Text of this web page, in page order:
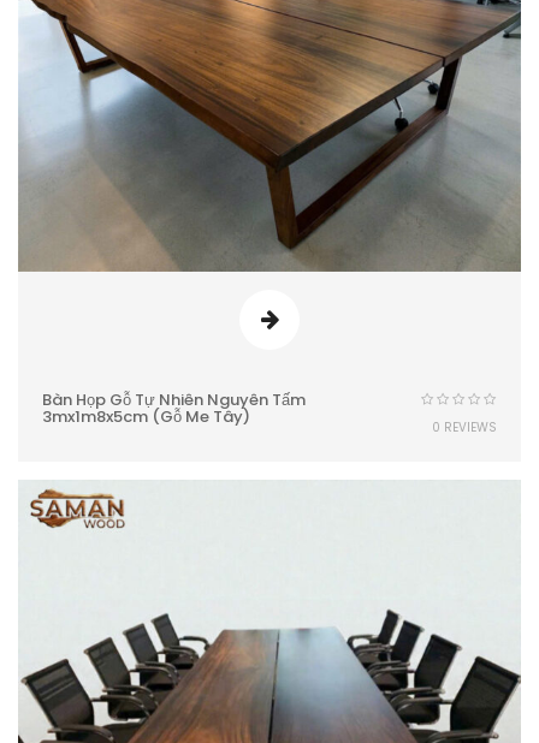
Bàn Họp Gỗ Tự Nhiên Nguyên Tấm
3mx1m8x5cm (Gỗ Me Tây) 0 REVIEWS